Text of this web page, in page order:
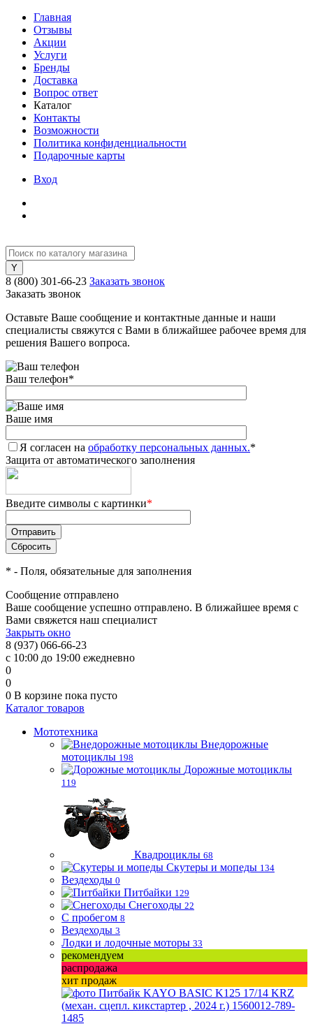
Главная
Отзывы
Акции
Услуги
Бренды
Доставка
Вопрос ответ
Каталог
Контакты
Возможности
Политика конфиденциальности
Подарочные карты
Вход
8 (800) 301-66-23 Заказать звонок
Заказать звонок
Оставьте Ваше сообщение и контактные данные и наши
специалисты свяжутся с Вами в ближайшее рабочее время для
решения Вашего вопроса.
Ваш телефон*
Ваше имя
Я согласен на обработку персональных данных.*
Защита от автоматического заполнения
Введите символы с картинки*
* - Поля, обязательные для заполнения
Сообщение отправлено
Ваше сообщение успешно отправлено. В ближайшее время с
Вами свяжется наш специалист
Закрыть окно
8 (937) 066-66-23
с 10:00 до 19:00 ежедневно
0
0
0 В корзине пока пусто
Каталог товаров
Мототехника
Внедорожные
мотоциклы 198
Дорожные мотоциклы
119
Квадроциклы 68
Скутеры и мопеды 134
Вездеходы 0
Питбайки 129
Снегоходы 22
С пробегом 8
Вездеходы 3
Лодки и лодочные моторы 33
рекомендуем
распродажа
хит продаж